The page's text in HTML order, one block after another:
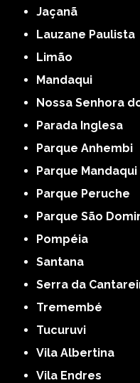
Jaçanã
Lauzane Paulista
Limão
Mandaqui
Nossa Senhora
Parada Inglesa
Parque Anhembi
Parque Mandaqui
Parque Peruche
Parque São
Pompéia
Santana
Serra da
Tremembé
Tucuruvi
Vila Albertina
Vila Endres